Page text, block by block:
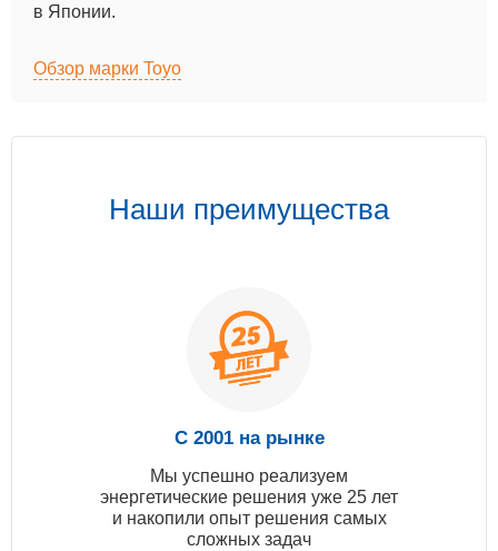
в Японии.
Обзор марки Toyo
Наши преимущества
С 2001 на рынке
Мы успешно реализуем
энергетические решения уже 25 лет
и накопили опыт решения самых
сложных задач